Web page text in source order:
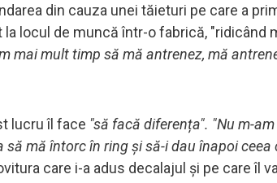
din cauza unei tăieturi pe care a
locul de muncă într-o fabrică, "ridicând
mai mult timp să mă antrenez, mă
lucru îl face "să facă diferența". "Nu m-
mă întorc în ring și să-i dau înapoi ceea
care i-a adus decalajul și pe care îl